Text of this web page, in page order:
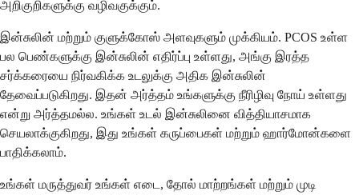
அறிகுறிகளுக்கு வழிவகுக்கும்.
இன்சுலின் மற்றும் குளுக்கோஸ் அளவுகளும் முக்கியம். PCOS உள்ள
பல பெண்களுக்கு இன்சுலின் எதிர்ப்பு உள்ளது, அங்கு இரத்த
சர்க்கரையை நிர்வகிக்க உடலுக்கு அதிக இன்சுலின்
தேவைப்படுகிறது. இதன் அர்த்தம் உங்களுக்கு நீரிழிவு நோய் உள்ளது
என்று அர்த்தமல்ல. உங்கள் உடல் இன்சுலினை வித்தியாசமாக
செயலாக்குகிறது, இது உங்கள் கருப்பைகள் மற்றும் ஹார்மோன்களை
பாதிக்கலாம்.
உங்கள் மருத்துவர் உங்கள் எடை, தோல் மாற்றங்கள் மற்றும் முடி